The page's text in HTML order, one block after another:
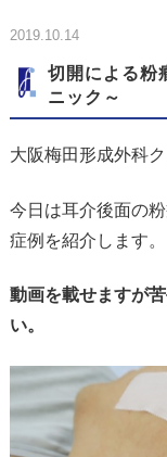
2019.10.14
切開による粉
ニック～
大阪梅田形成外科
今日は耳介後面の
症例を紹介します。
動画を載せますが
い。